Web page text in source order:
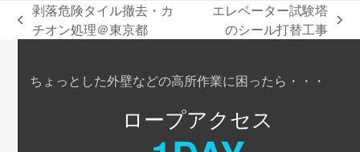
previous
剥落危険タイル撤去・カ
チオン処理＠東京都
エレベーター試験塔
のシール打替工事
ちょっとした外壁などの高所作業に困ったら・・・
ロープアクセス